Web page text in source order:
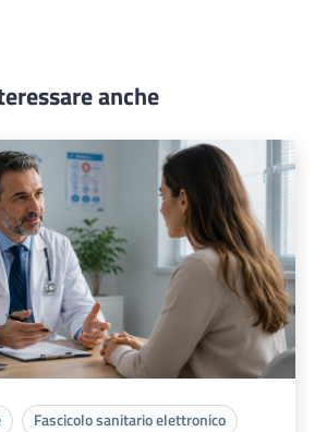
anche
Fascicolo sanitario elettronico